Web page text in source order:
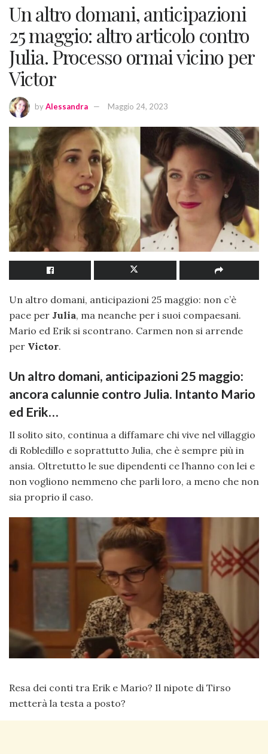
Un altro domani, anticipazioni
25 maggio: altro articolo contro
Julia. Processo ormai vicino per
Victor
byAlessandra Maggio 24, 2023
Un altro domani, anticipazioni 25 maggio: non c’è
pace per Julia, ma neanche per i suoi compaesani.
Mario ed Erik si scontrano. Carmen non si arrende
per Victor.
Un altro domani, anticipazioni 25 maggio:
ancora calunnie contro Julia. Intanto Mario
ed Erik…
Il solito sito, continua a diffamare chi vive nel villaggio
di Robledillo e soprattutto Julia, che è sempre più in
ansia. Oltretutto le sue dipendenti ce l’hanno con lei e
non vogliono nemmeno che parli loro, a meno che non
sia proprio il caso.
Resa dei conti tra Erik e Mario? Il nipote di Tirso
metterà la testa a posto?